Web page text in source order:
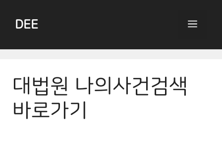
DEE Menu
대법원 나의사건검색
바로가기